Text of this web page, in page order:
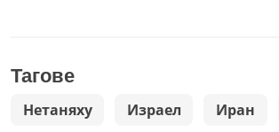
Тагове
Нетаняху Израел Иран